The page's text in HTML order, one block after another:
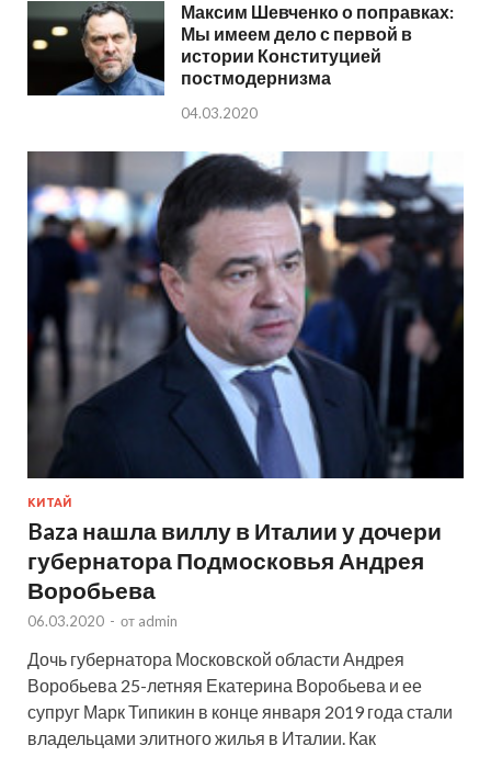
Максим Шевченко о поправках:
Мы имеем дело с первой в
истории Конституцией
постмодернизма
04.03.2020
КИТАЙ
Baza нашла виллу в Италии у дочери
губернатора Подмосковья Андрея
Воробьева
06.03.2020 - от admin
Дочь губернатора Московской области Андрея
Воробьева 25-летняя Екатерина Воробьева и ее
супруг Марк Типикин в конце января 2019 года стали
владельцами элитного жилья в Италии. Как